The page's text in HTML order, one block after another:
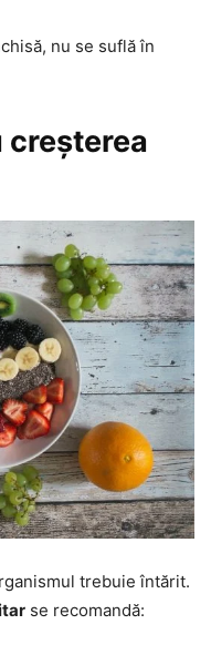
nu se suflă în
trebuie întărit.
se recomandă: